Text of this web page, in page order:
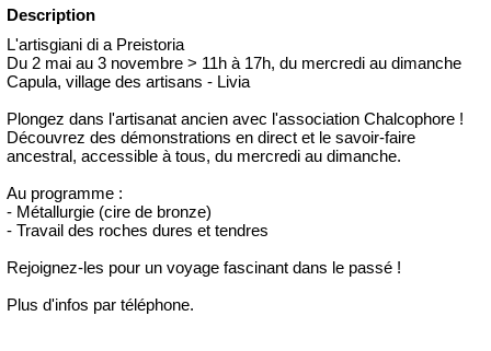
Description
L'artisgiani di a Preistoria
Du 2 mai au 3 novembre > 11h à 17h, du mercredi au dimanche
Capula, village des artisans - Livia
Plongez dans l'artisanat ancien avec l'association Chalcophore !
Découvrez des démonstrations en direct et le savoir-faire
ancestral, accessible à tous, du mercredi au dimanche.
Au programme :
- Métallurgie (cire de bronze)
- Travail des roches dures et tendres
Rejoignez-les pour un voyage fascinant dans le passé !
Plus d'infos par téléphone.